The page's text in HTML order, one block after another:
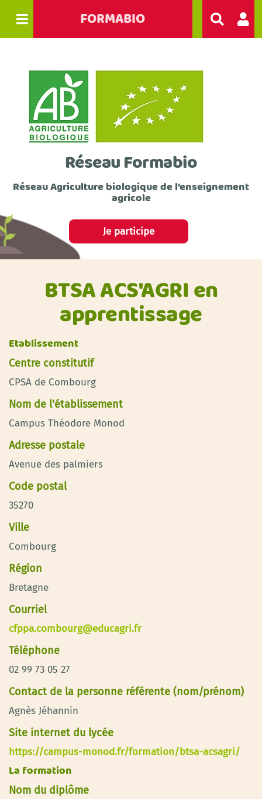
FORMABIO
Réseau Formabio
Réseau Agriculture biologique de l'enseignement
agricole
Je participe
BTSA ACS'AGRI en
apprentissage
Etablissement
Centre constitutif
CPSA de Combourg
Nom de l'établissement
Campus Théodore Monod
Adresse postale
Avenue des palmiers
Code postal
35270
Ville
Combourg
Région
Bretagne
Courriel
cfppa.combourg@educagri.fr
Téléphone
02 99 73 05 27
Contact de la personne référente (nom/prénom)
Agnès Jéhannin
Site internet du lycée
https://campus-monod.fr/formation/btsa-acsagri/
La formation
Nom du diplôme